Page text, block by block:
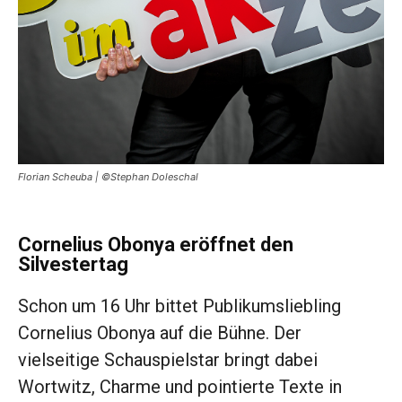
Florian Scheuba | ©Stephan Doleschal
Cornelius Obonya eröffnet den
Silvestertag
Schon um 16 Uhr bittet Publikumsliebling
Cornelius Obonya auf die Bühne. Der
vielseitige Schauspielstar bringt dabei
Wortwitz, Charme und pointierte Texte in